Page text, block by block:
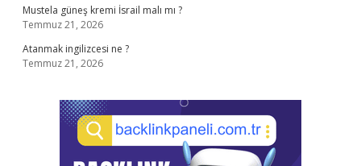
Mustela güneş kremi İsrail malı mı ?
Temmuz 21, 2026
Atanmak ingilizcesi ne ?
Temmuz 21, 2026